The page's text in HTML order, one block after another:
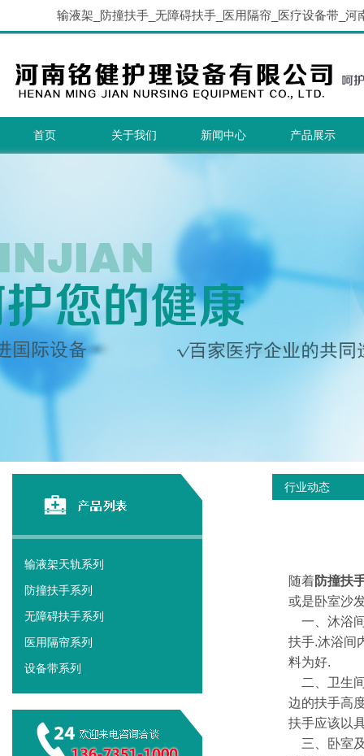
输液架_防撞扶手_无障碍扶手_医用隔帘_医疗设备带_河
首页 关于我们 新闻中心 产品展示
输液架天轨系列
防撞扶手系列
无障碍扶手系列
医用隔帘系列
设备带系列
行业动态
随着防撞扶
或是卧室沙
一、沐浴
扶手.沐浴间
料为好.
二、卫生
边的扶手高
扶手应该以
三、卧室